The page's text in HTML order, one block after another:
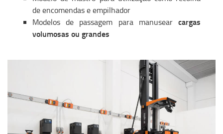
de encomendas e empilhador
Modelos de passagem para manusear cargas
volumosas ou grandes